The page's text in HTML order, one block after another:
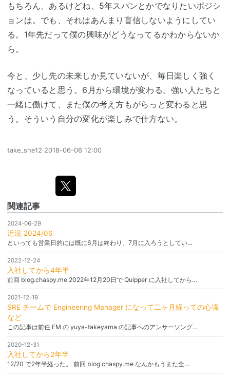
もちろん、あるけどね、5年スパンとかでなりたいポジシ
ョンは。でも、それはあんまり盲信しないようにしてい
る。1年先だって僕の興味がどうなってるかわからないか
ら。
今と、少し先の未来しか見ていないが、毎日楽しく強く
なっていると思う。6月から環境が変わる。強い人たちと
一緒に働けて、また僕の考え方もがらっと変わると思
う。そういう自分の変化が楽しみで仕方ない。
take_she12 2018-06-06 12:00
関連記事
2024-06-29
近況 2024/06
といっても営業日的には既に6月は終わり、7月に入ろうとしてい…
2022-12-24
入社してから4年半
前回 blog.chaspy.me 2022年12月20日で Quipper に入社してから…
2021-12-19
SRE チームで Engineering Manager になって二ヶ月経っての心境
など
この記事は前任 EM の yuya-takeyama の記事へのアンサーソング…
2020-12-31
入社してから2年半
12/20 で2年半経った。 前回 blog.chaspy.me なんかもうまた全…